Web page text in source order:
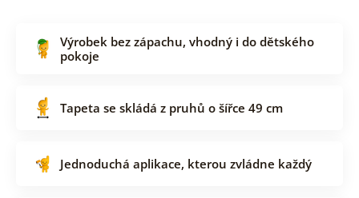
Výrobek bez zápachu, vhodný i do dětského
pokoje
Tapeta se skládá z pruhů o šířce 49 cm
Jednoduchá aplikace, kterou zvládne každý